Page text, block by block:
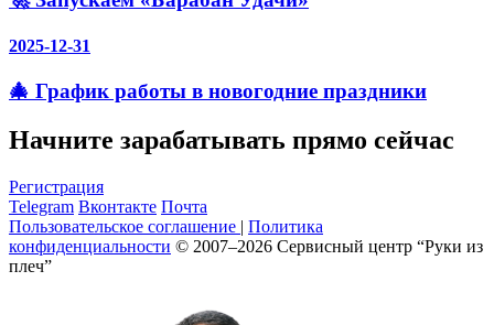
2025-12-31
🎄 График работы в новогодние праздники
Начните зарабатывать прямо сейчас
Регистрация
Telegram Вконтакте Почта
Пользовательское соглашение | Политика
конфиденциальности © 2007–2026 Сервисный центр “Руки из
плеч”